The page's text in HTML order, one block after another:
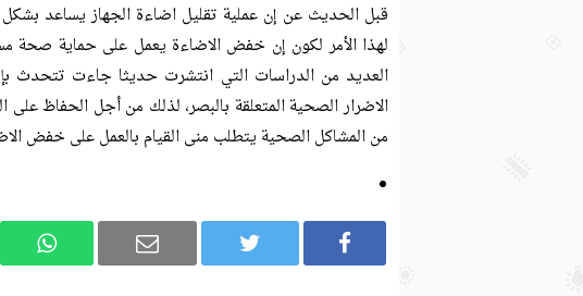
قبل الحديث عن إن عملية تقليل اضاءة الجهاز يساعد
لهذا الأمر لكون إن خفض الاضاءة يعمل على حماية صحة
العديد من الدراسات التي انتشرت حديثا جاءت تتحدث
الاضرار الصحية المتعلقة بالبصر، لذلك من أجل الحفاظ على
من المشاكل الصحية يتطلب منى القيام بالعمل على خفض